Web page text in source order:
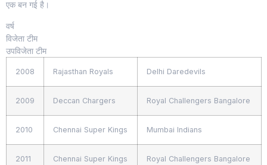
एक बन गई है।
वर्ष
विजेता टीम
उपविजेता टीम
2008 Rajasthan Royals Delhi Daredevils
2009 Deccan Chargers Royal Challengers Bangalore
2010 Chennai Super Kings Mumbai Indians
2011 Chennai Super Kings Royal Challengers Bangalore